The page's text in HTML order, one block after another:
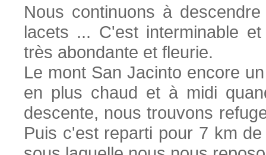
Nous continuons à
lacets ... C'est interminable
très abondante et fleurie.
Le mont San Jacinto encore
en plus chaud et à midi
descente, nous trouvons
Puis c'est reparti pour 7 km